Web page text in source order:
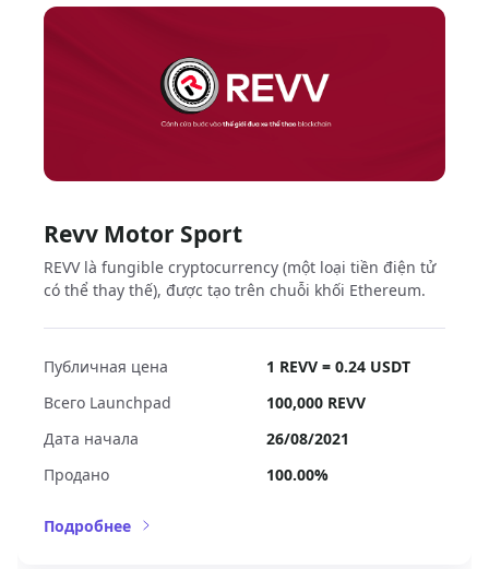
Revv Motor Sport
REVV là fungible cryptocurrency (một loại tiền điện tử
có thể thay thế), được tạo trên chuỗi khối Ethereum.
Публичная цена
1 REVV = 0.24 USDT
Всего Launchpad
100,000 REVV
Дата начала
26/08/2021
Продано
100.00%
Подробнее